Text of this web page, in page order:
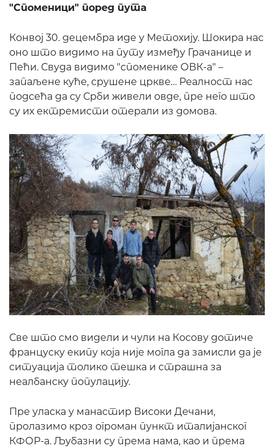
"Споменици" поред пута
Конвој 30. децембра иде у Метохију. Шокира нас
оно што видимо на путу између Грачанице и
Пећи. Свуда видимо "споменике ОВК-а" –
запаљене куће, срушене цркве… Реалност нас
подсећа да су Срби живели овде, пре него што
су их ектремисти отерали из домова.
Све што смо видели и чули на Косову дотиче
француску екипу која није могла да замисли да је
ситуација толико тешка и страшна за
неалбанску популацију.
Пре уласка у манастир Високи Дечани,
пролазимо кроз огроман пункт италијанског
КФОР-а. Љубазни су према нама, као и према